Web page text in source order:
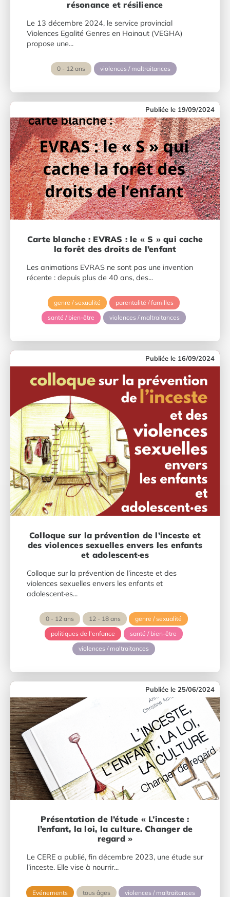
résonance et résilience
Le 13 décembre 2024, le service provincial
Violences Egalité Genres en Hainaut (VEGHA)
propose une...
0 - 12 ans violences / maltraitances
19/09/2024
Carte blanche : EVRAS : le « S » qui cache
la forêt des droits de l’enfant
Les animations EVRAS ne sont pas une invention
récente : depuis plus de 40 ans, des...
genre / sexualité
parentalité / familles
santé / bien-être
violences / maltraitances
16/09/2024
Colloque sur la prévention de l’inceste et
des violences sexuelles envers les enfants
et adolescent·es
Colloque sur la prévention de l’inceste et des
violences sexuelles envers les enfants et
adolescent·es...
0 - 12 ans 12 - 18 ans
genre / sexualité
politiques de l'enfance
santé / bien-être
violences / maltraitances
25/06/2024
Présentation de l’étude « L’inceste :
l’enfant, la loi, la culture. Changer de
regard »
Le CERE a publié, fin décembre 2023, une étude sur
l’inceste. Elle vise à nourrir...
Evénements tous âges violences / maltraitances